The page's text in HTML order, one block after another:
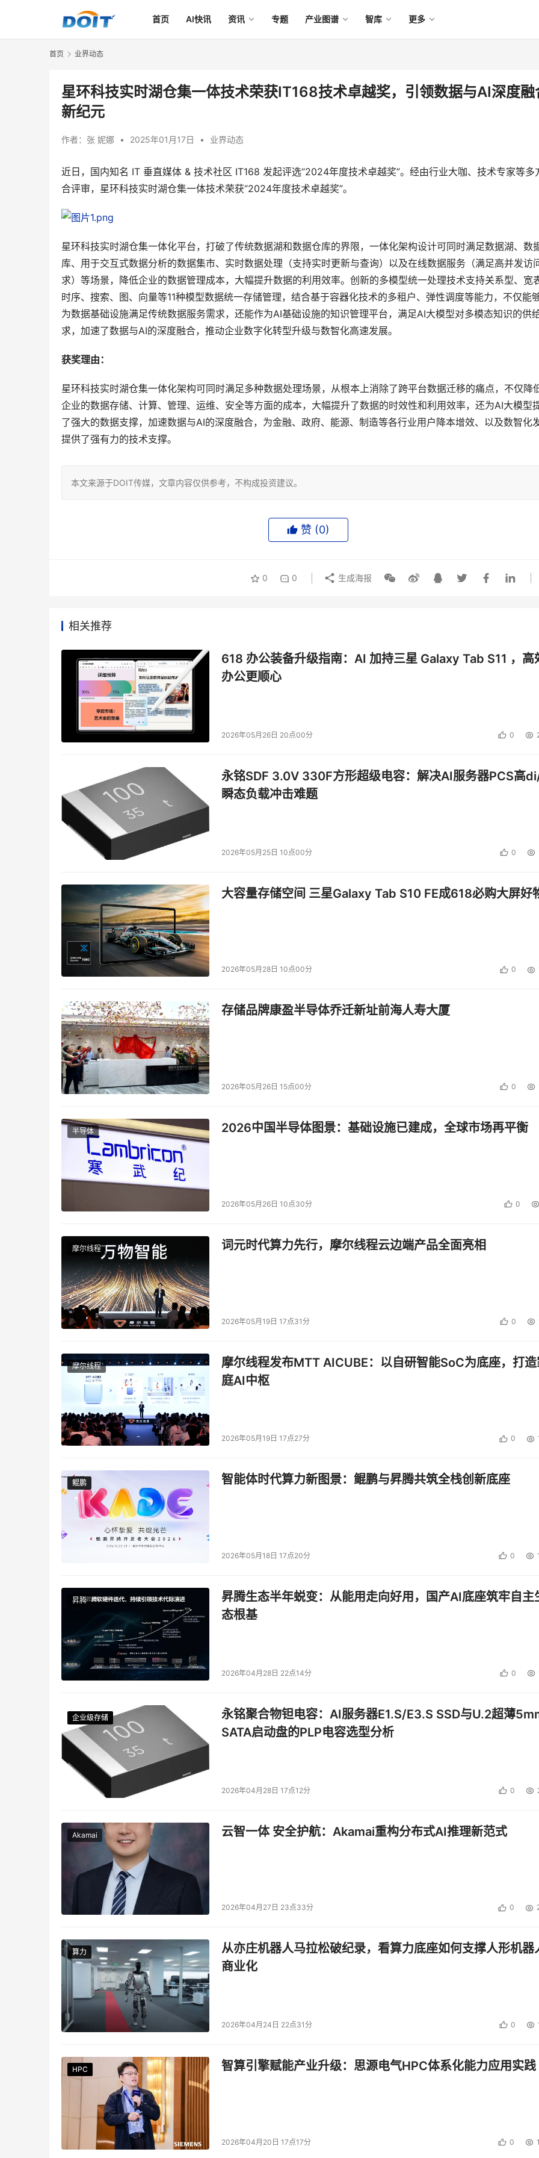
首页 AI快讯 资讯 专题 产业图谱 智库 更多
首页 业界动态
星环科技实时湖仓集一体技术荣获IT168技术卓越奖，引领数据与AI深度融
新纪元
作者： 张 妮娜 • 2025年01月17日 • 业界动态
近日，国内知名 IT 垂直媒体 & 技术社区 IT168 发起评选“2024年度技术卓越奖”。经由行业大咖、技术专家等多
合评审，星环科技实时湖仓集一体技术荣获“2024年度技术卓越奖”。
星环科技实时湖仓集一体化平台，打破了传统数据湖和数据仓库的界限，一体化架构设计可同时满足数据湖、数
库、用于交互式数据分析的数据集市、实时数据处理（支持实时更新与查询）以及在线数据服务（满足高并发访
求）等场景，降低企业的数据管理成本，大幅提升数据的利用效率。创新的多模型统一处理技术支持关系型、宽表
时序、搜索、图、向量等11种模型数据统一存储管理，结合基于容器化技术的多租户、弹性调度等能力，不仅能
为数据基础设施满足传统数据服务需求，还能作为AI基础设施的知识管理平台，满足AI大模型对多模态知识的供
求，加速了数据与AI的深度融合，推动企业数字化转型升级与数智化高速发展。
获奖理由：
星环科技实时湖仓集一体化架构可同时满足多种数据处理场景，从根本上消除了跨平台数据迁移的痛点，不仅降
企业的数据存储、计算、管理、运维、安全等方面的成本，大幅提升了数据的时效性和利用效率，还为AI大模型
了强大的数据支撑，加速数据与AI的深度融合，为金融、政府、能源、制造等各行业用户降本增效、以及数智化
提供了强有力的技术支撑。
本文来源于DOIT传媒，文章内容仅供参考，不构成投资建议。
赞 (0)
0 0 生成海报
相关推荐
618 办公装备升级指南：AI 加持三星 Galaxy Tab S11 ，高
办公更顺心
2026年05月26日 20点00分 0
永铭SDF 3.0V 330F方形超级电容：解决AI服务器PCS高
瞬态负载冲击难题
2026年05月25日 10点00分 0
大容量存储空间 三星Galaxy Tab S10 FE成618必购大屏好
2026年05月28日 10点00分 0
存储品牌康盈半导体乔迁新址前海人寿大厦
2026年05月26日 15点00分 0
半导体 2026中国半导体图景：基础设施已建成，全球市场再平衡
2026年05月26日 10点30分 0
摩尔线程 词元时代算力先行，摩尔线程云边端产品全面亮相
2026年05月19日 17点31分 0
摩尔线程
摩尔线程发布MTT AICUBE：以自研智能SoC为底座，打
庭AI中枢
2026年05月19日 17点27分 0
鲲鹏
鲲鹏 智能体时代算力新图景：鲲鹏与昇腾共筑全栈创新底座
2026年05月18日 17点20分 0
昇腾
昇腾生态半年蜕变：从能用走向好用，国产AI底座筑牢自主
态根基
2026年04月28日 22点14分 0
企业级存储
企业级存储
企业级存储
企业级存储
永铭聚合物钽电容：AI服务器E1.S/E3.S SSD与U.2超薄
SATA启动盘的PLP电容选型分析
2026年04月28日 17点12分 0
Akamai 云智一体 安全护航：Akamai重构分布式AI推理新范式
2026年04月27日 23点33分 0
算力
算力
从亦庄机器人马拉松破纪录，看算力底座如何支撑人形机器
商业化
2026年04月24日 22点31分 0
HPC
HPC
HPC
HPC
HPC
HPC 智算引擎赋能产业升级：思源电气HPC体系化能力应用实践
2026年04月20日 17点17分 0